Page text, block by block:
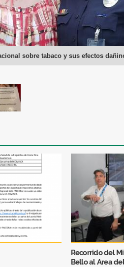
sobre tabaco y sus efectos
Recorrido del
Bello al Area